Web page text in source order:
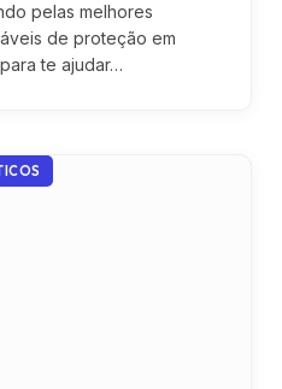
pelas melhores
de proteção em
te ajudar…